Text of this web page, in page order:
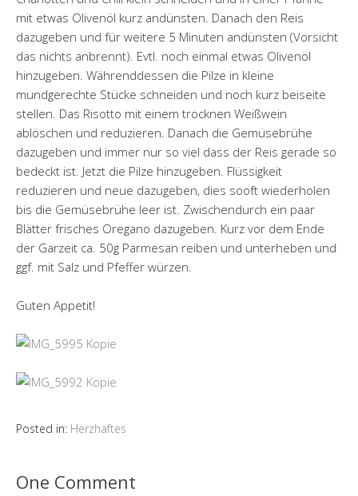
mit etwas Olivenöl kurz andünsten. Danach den Reis
dazugeben und für weitere 5 Minuten andünsten (Vorsicht
das nichts anbrennt). Evtl. noch einmal etwas Olivenöl
hinzugeben. Währenddessen die Pilze in kleine
mundgerechte Stücke schneiden und noch kurz beiseite
stellen. Das Risotto mit einem trocknen Weißwein
ablöschen und reduzieren. Danach die Gemüsebrühe
dazugeben und immer nur so viel dass der Reis gerade so
bedeckt ist. Jetzt die Pilze hinzugeben. Flüssigkeit
reduzieren und neue dazugeben, dies sooft wiederholen
bis die Gemüsebrühe leer ist. Zwischendurch ein paar
Blätter frisches Oregano dazugeben. Kurz vor dem Ende
der Garzeit ca. 50g Parmesan reiben und unterheben und
ggf. mit Salz und Pfeffer würzen.
Guten Appetit!
Posted in: Herzhaftes
One Comment